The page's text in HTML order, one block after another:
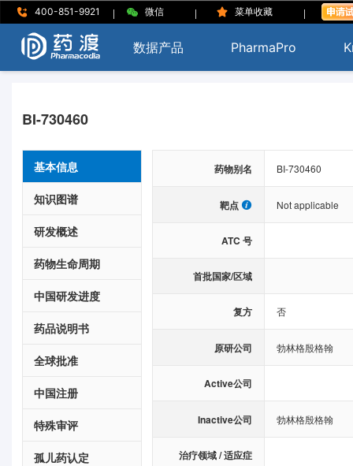
400-851-9921 | 微信 | 菜单收藏 |
数据产品 PharmaPro
BI-730460
基本信息
知识图谱
研发概述
药物生命周期
中国研发进度
药品说明书
全球批准
中国注册
特殊审评
孤儿药认定
药物别名 BI-730460
靶点 Not applicable
ATC 号
首批国家/区域
复方 否
原研公司 勃林格殷格翰
Active公司
Inactive公司 勃林格殷格翰
治疗领域 / 适应症